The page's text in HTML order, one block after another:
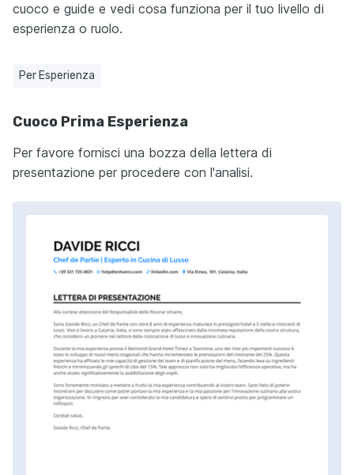
cuoco e guide e vedi cosa funziona per il tuo livello di
esperienza o ruolo.
Per Esperienza
Cuoco Prima Esperienza
Per favore fornisci una bozza della lettera di
presentazione per procedere con l'analisi.